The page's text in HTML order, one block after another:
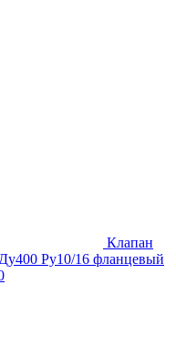
Клапан
Ру10/16 фланцевый